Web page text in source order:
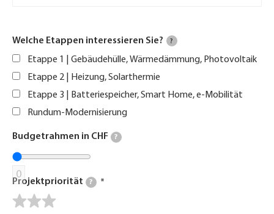
Welche Etappen interessieren Sie? ?
Etappe 1 | Gebäudehülle, Wärmedämmung, Photovoltaik
Etappe 2 | Heizung, Solarthermie
Etappe 3 | Batteriespeicher, Smart Home, e-Mobilität
Rundum-Modernisierung
Budgetrahmen in CHF ?
0
Projektpriorität ?